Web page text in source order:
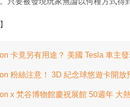
卡竟另有用途？ 美國 Tesla 車主
粉絲注意！ 3D 紀念球悠遊卡開放
x 梵谷博物館慶祝展館 50週年 大